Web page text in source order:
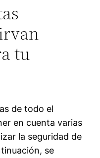
tu
de todo el
en cuenta varias
la seguridad de
se